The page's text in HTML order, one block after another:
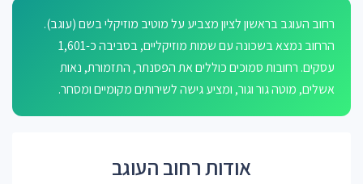
רחוב העוגב בראשון לציון מצביע על מוטיב מוזיקלי בשם (עוגב).
הרחוב נמצא בשכונה עם שמות מוזיקליים, בסביבה כ-1,601
עסקים. רחובות סמוכים כוללים את הפסנתר, התזמורת, נאות
אשלים, מוטה גור וגור, ומציע גישה לשירותים מקומיים ומסחר.
אודות רחוב העוגב